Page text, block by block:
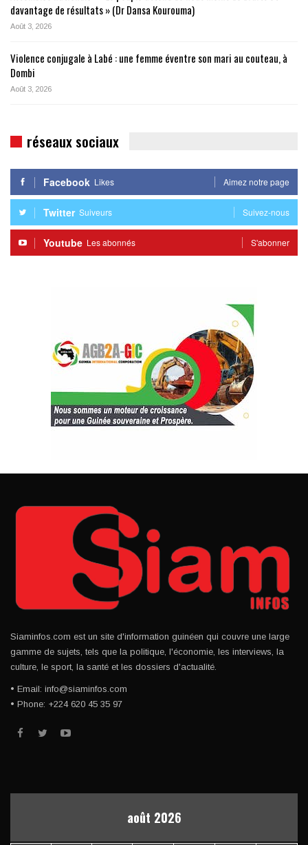
davantage de résultats » (Dr Dansa Kourouma)
Août 3, 2026
Violence conjugale à Labé : une femme éventre son mari au couteau, à
Dombi
Août 3, 2026
réseaux sociaux
Facebook Likes Aimez notre page
Twitter Suiveurs Suivez-nous
Youtube Les abonnés S'abonner
Siaminfos.com est un site d'information guinéen qui couvre une large
gamme de sujets, tels que la politique, l'économie, les interviews, la
culture, le sport, la santé et les dossiers d'actualité.
• Email: info@siaminfos.com
• Phone: +224 620 45 35 97
août 2026